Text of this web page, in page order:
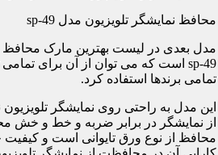
محافظ نمایشگر تلویزیون مدل sp-49
مدل بعدی در لیست بهترین مارک
تمامی برندها استفاده کرد.
این مدل به راحتی روی نمایشگر
از نمایشگر در برابر ضربه و خط و خش
محافظ از نوع ورق تایوانی است و کیفیت